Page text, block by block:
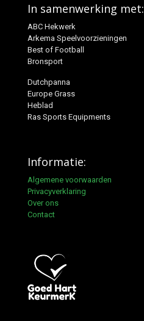
In samenwerking met:
ABC Hekwerk
Arkema Speelvoorzieningen
Best of Football
Bronsport
Dutchpanna
Europe Grass
Heblad
Ras Sports Equipments
Informatie:
Algemene voorwaarden
Privacyverklaring
Over ons
Contact